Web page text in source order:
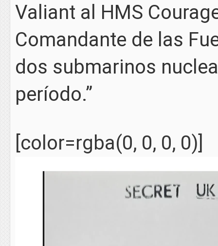
Valiant al HMS
Comandante de las
dos submarinos
período.”
[color=rgba(0, 0, 0, 0)]